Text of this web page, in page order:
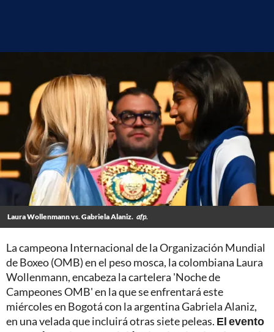
Laura Wollenmann vs. Gabriela Alaniz. afp.
La campeona Internacional de la Organización Mundial
de Boxeo (OMB) en el peso mosca, la colombiana Laura
Wollenmann, encabeza la cartelera 'Noche de
Campeones OMB' en la que se enfrentará este
miércoles en Bogotá con la argentina Gabriela Alaniz,
en una velada que incluirá otras siete peleas. El evento